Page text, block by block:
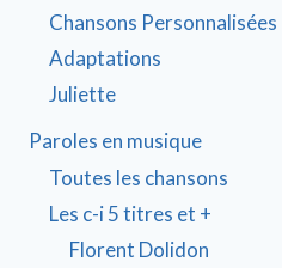
Chansons Personnalisées
Adaptations
Juliette
Paroles en musique
Toutes les chansons
Les c-i 5 titres et +
Florent Dolidon